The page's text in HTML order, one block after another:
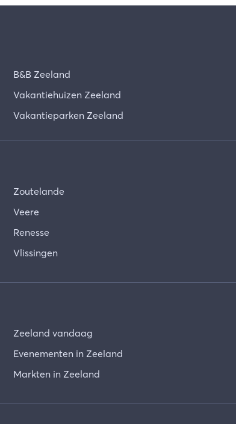
B&B Zeeland
Vakantiehuizen Zeeland
Vakantieparken Zeeland
Zoutelande
Veere
Renesse
Vlissingen
Zeeland vandaag
Evenementen in Zeeland
Markten in Zeeland